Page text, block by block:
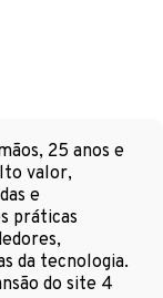
25 anos e
valor,
e
práticas
da tecnologia.
do site 4